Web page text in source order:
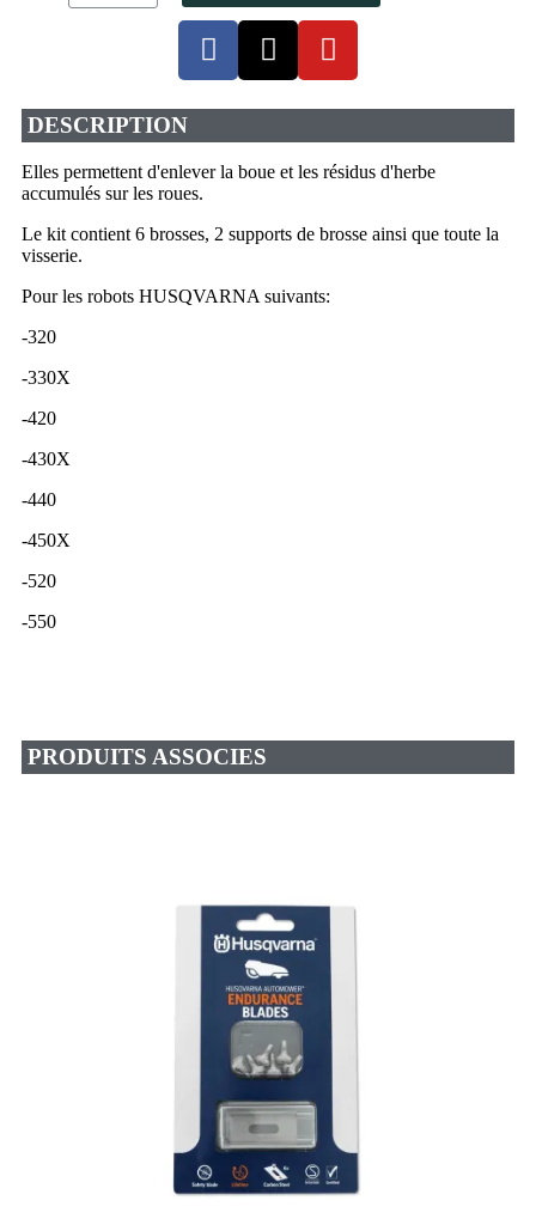
DESCRIPTION
Elles permettent d'enlever la boue et les résidus d'herbe
accumulés sur les roues.
Le kit contient 6 brosses, 2 supports de brosse ainsi que toute la
visserie.
Pour les robots HUSQVARNA suivants:
-320
-330X
-420
-430X
-440
-450X
-520
-550
PRODUITS ASSOCIES